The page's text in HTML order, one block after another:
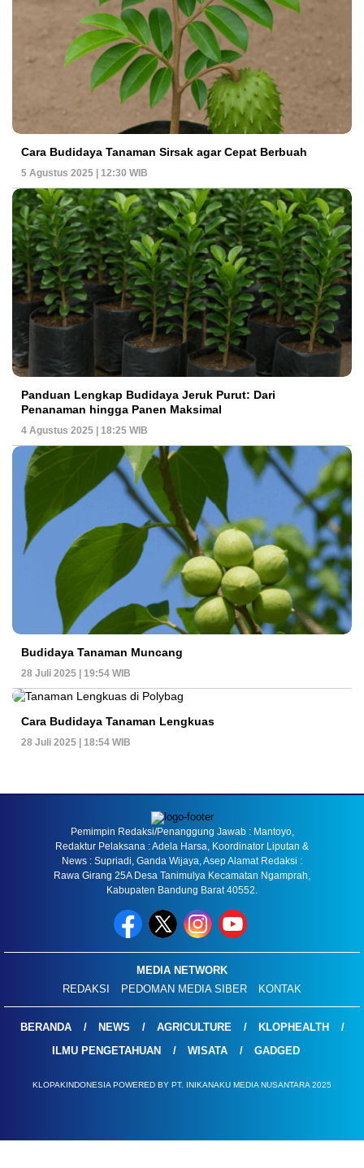
Cara Budidaya Tanaman Sirsak agar Cepat Berbuah
5 Agustus 2025 | 12:30 WIB
Panduan Lengkap Budidaya Jeruk Purut: Dari
Penanaman hingga Panen Maksimal
4 Agustus 2025 | 18:25 WIB
Budidaya Tanaman Muncang
28 Juli 2025 | 19:54 WIB
Cara Budidaya Tanaman Lengkuas
28 Juli 2025 | 18:54 WIB
Pemimpin Redaksi/Penanggung Jawab : Mantoyo,
Redaktur Pelaksana : Adela Harsa, Koordinator Liputan &
News : Supriadi, Ganda Wijaya, Asep Alamat Redaksi :
Rawa Girang 25A Desa Tanimulya Kecamatan Ngamprah,
Kabupaten Bandung Barat 40552.
MEDIA NETWORK
REDAKSI
PEDOMAN MEDIA SIBER KONTAK
BERANDA NEWS AGRICULTURE
KLOPHEALTH
ILMU PENGETAHUAN
WISATA GADGED
KLOPAKINDONESIA POWERED BY PT. INIKANAKU MEDIA NUSANTARA 2025